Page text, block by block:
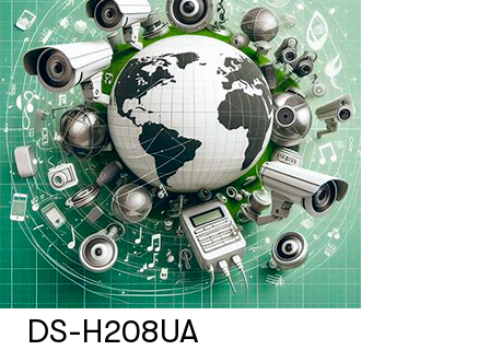
- SpaceTechnology
- Dahua
- EZ-IP
- Hikvision
- Комплектующие и монтажный
материал
Системы защиты товаров от краж
Счетчики посетителей
Защита товара на стеллажах
DS-H208UA